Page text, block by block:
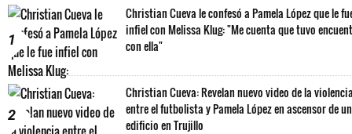
1
Christian Cueva le confesó a Pamela López que le
infiel con Melissa Klug: "Me cuenta que tuvo
con ella"
2
Christian Cueva: Revelan nuevo video de la
entre el futbolista y Pamela López en ascensor de un
edificio en Trujillo